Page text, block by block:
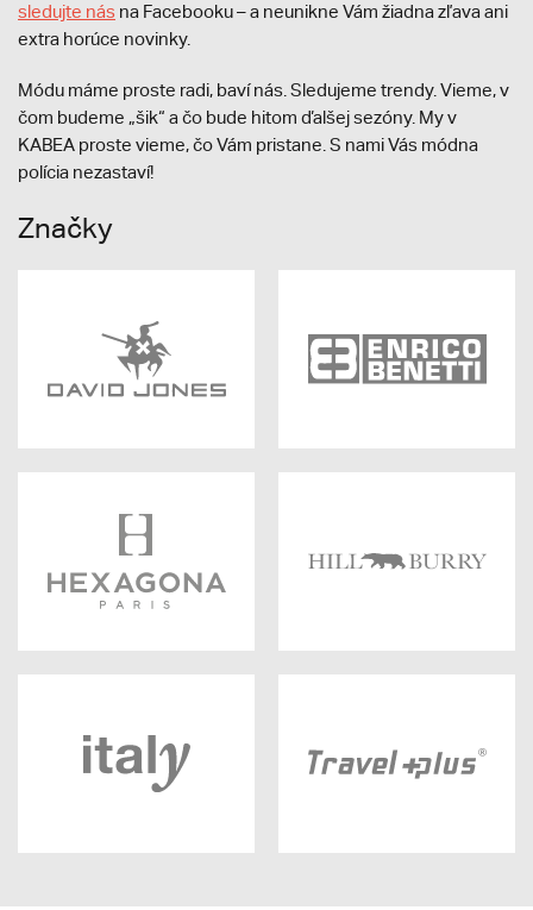
sledujte nás na Facebooku – a neunikne Vám žiadna zľava ani
extra horúce novinky.
Módu máme proste radi, baví nás. Sledujeme trendy. Vieme, v
čom budeme „šik“ a čo bude hitom ďalšej sezóny. My v
KABEA proste vieme, čo Vám pristane. S nami Vás módna
polícia nezastaví!
Značky